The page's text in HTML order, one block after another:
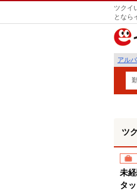
ツクイ
となら
アル
ツ
パー
未
タッ